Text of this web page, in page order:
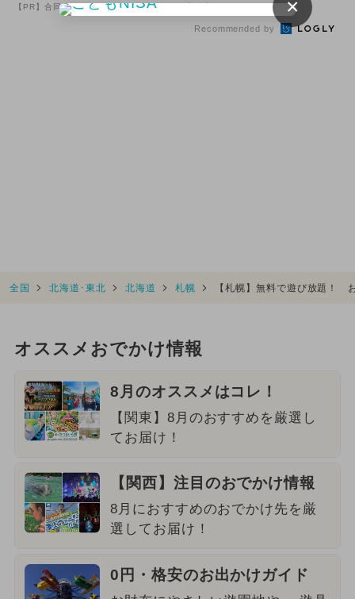
け
【PR】合同会社デジタルファーム 登場！Amazonの本気が...
Recommended by
全国 北海道･東北 北海道 札幌 【札幌】無料で遊び放題！
オススメおでかけ情報
8月のオススメはコレ！
【関東】8月のおすすめを厳選し
てお届け！
【関西】注目のおでかけ情報
8月におすすめのおでかけ先を厳
選してお届け！
0円・格安のお出かけガイド
×